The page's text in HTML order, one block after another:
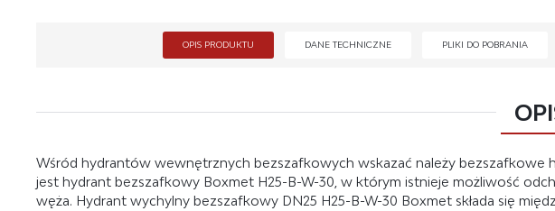
OPIS PRODUKTU DANE TECHNICZNE PLIKI DO POBRANIA
Wśród hydrantów wewnętrznych bezszafkowych wskazać należy bezszafkowe
jest hydrant bezszafkowy Boxmet H25-B-W-30, w którym istnieje możliwość
węża. Hydrant wychylny bezszafkowy DN25 H25-B-W-30 Boxmet składa się